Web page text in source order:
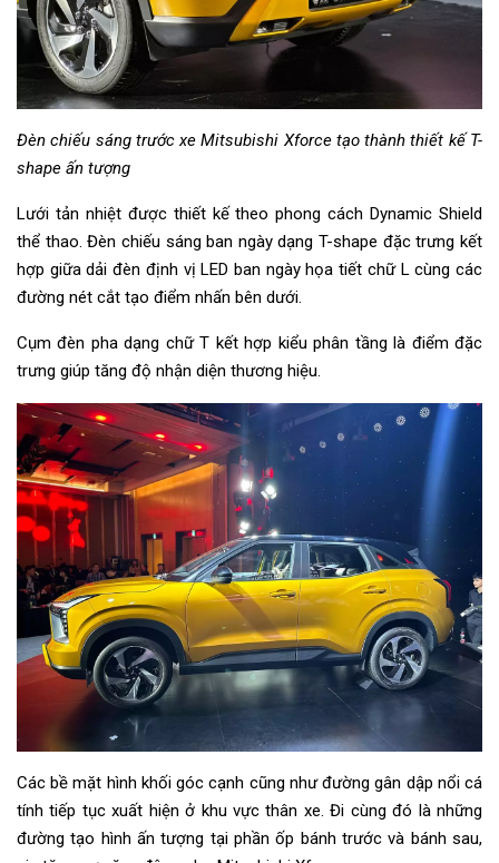
Đèn chiếu sáng trước xe Mitsubishi Xforce tạo thành thiết kế T-
shape ấn tượng
Lưới tản nhiệt được thiết kế theo phong cách Dynamic Shield
thể thao. Đèn chiếu sáng ban ngày dạng T-shape đặc trưng kết
hợp giữa dải đèn định vị LED ban ngày họa tiết chữ L cùng các
đường nét cắt tạo điểm nhấn bên dưới.
Cụm đèn pha dạng chữ T kết hợp kiểu phân tầng là điểm đặc
trưng giúp tăng độ nhận diện thương hiệu.
Các bề mặt hình khối góc cạnh cũng như đường gân dập nổi cá
tính tiếp tục xuất hiện ở khu vực thân xe. Đi cùng đó là những
đường tạo hình ấn tượng tại phần ốp bánh trước và bánh sau,